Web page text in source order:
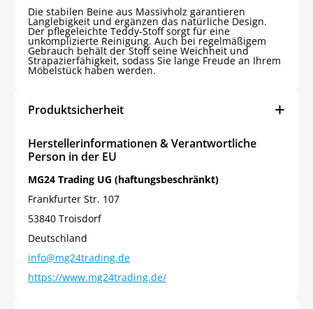
Die stabilen Beine aus Massivholz garantieren
Langlebigkeit und ergänzen das natürliche Design.
Der pflegeleichte Teddy-Stoff sorgt für eine
unkomplizierte Reinigung. Auch bei regelmäßigem
Gebrauch behält der Stoff seine Weichheit und
Strapazierfähigkeit, sodass Sie lange Freude an Ihrem
Möbelstück haben werden.
Produktsicherheit
Herstellerinformationen & Verantwortliche
Person in der EU
MG24 Trading UG (haftungsbeschränkt)
Frankfurter Str. 107
53840 Troisdorf
Deutschland
info@mg24trading.de
https://www.mg24trading.de/